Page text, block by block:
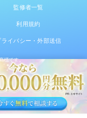
監修者一覧
利用規約
ライバシー・外部送信
標です。